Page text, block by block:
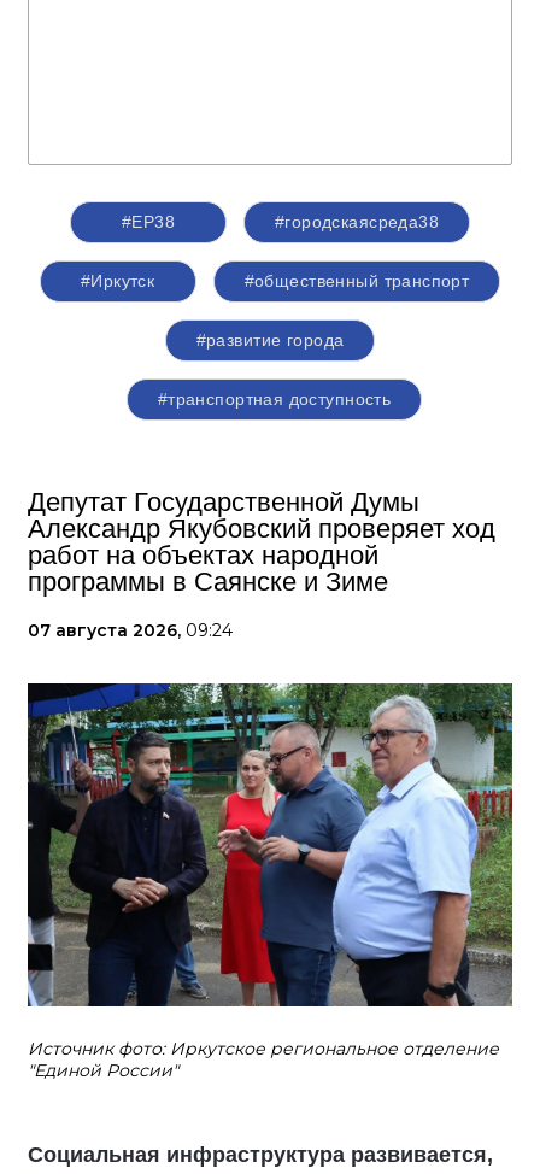
#ЕР38 #городскаясреда38
#Иркутск #общественный транспорт
#развитие города
#транспортная доступность
Депутат Государственной Думы
Александр Якубовский проверяет ход
работ на объектах народной
программы в Саянске и Зиме
07 августа 2026, 09:24
Источник фото: Иркутское региональное отделение
"Единой России"
Социальная инфраструктура развивается,